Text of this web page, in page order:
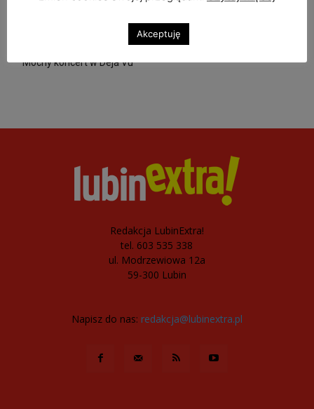
Copper Festival w „Beatka Music Club” i Feel The Emotions
Mocny koncert w Deja Vu
Redakcja LubinExtra!
tel. 603 535 338
ul. Modrzewiowa 12a
59-300 Lubin
Napisz do nas: redakcja@lubinextra.pl
Akceptuję